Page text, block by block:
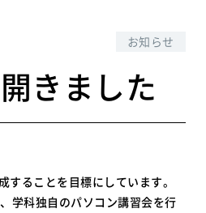
お知らせ
きました
ることを目標にしています。
学科独自のパソコン講習会を行